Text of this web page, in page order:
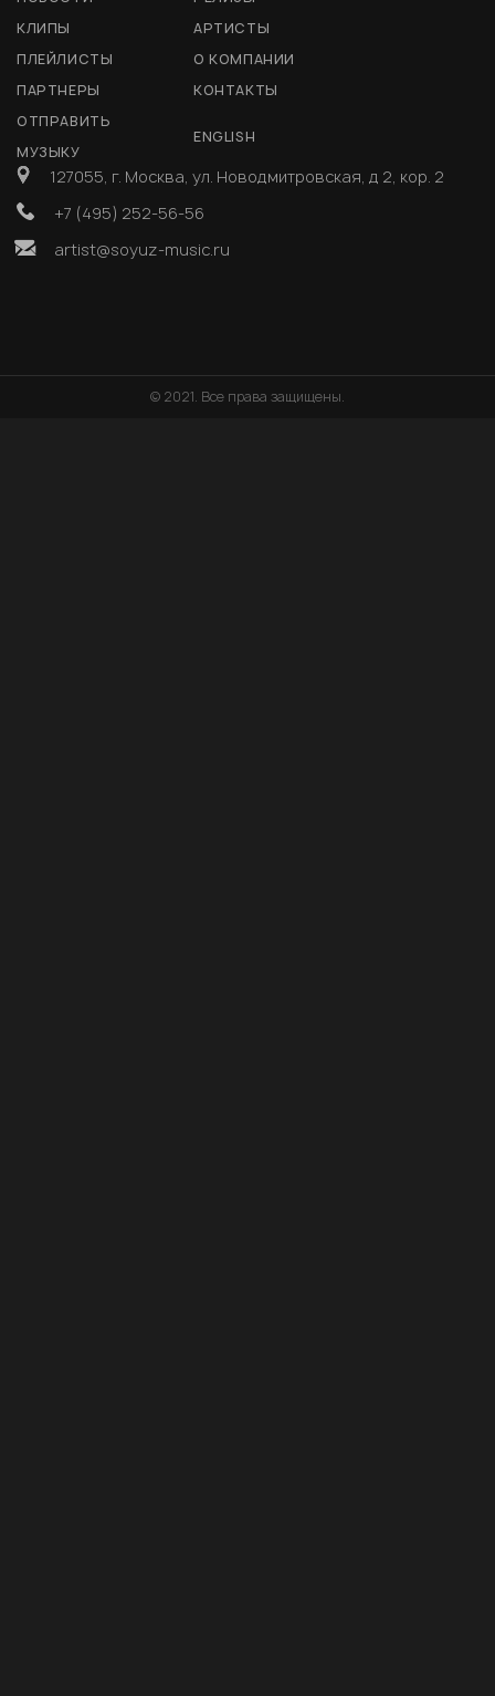
КЛИПЫ
АРТИСТЫ
ПЛЕЙЛИСТЫ
О КОМПАНИИ
ПАРТНЕРЫ
КОНТАКТЫ
ОТПРАВИТЬ
МУЗЫКУ
ENGLISH
127055, г. Москва, ул. Новодмитровская, д 2, кор. 2
+7 (495) 252-56-56
artist@soyuz-music.ru
© 2021. Все права защищены.